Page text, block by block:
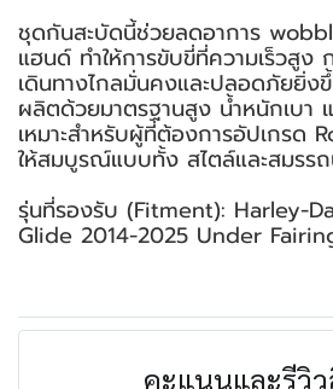
ชุดกันสะบัดนี้ช่วยลดอาการ
แฮนด์ ทำให้การขับขี่ที่ความเร็วสูง
เดินทางไกลมั่นคงและปลอดภัยยิ่ง
ผลิตด้วยมาตรฐานสูง น้ำหนักเบา
เหมาะสำหรับผู้ที่ต้องการอัปเกรด
ให้สมบูรณ์แบบทั้ง สไตล์และสมรรถ
รุ่นที่รองรับ (Fitment): Harley-
Glide 2014-2025 Under
คะแนนและรีวิ